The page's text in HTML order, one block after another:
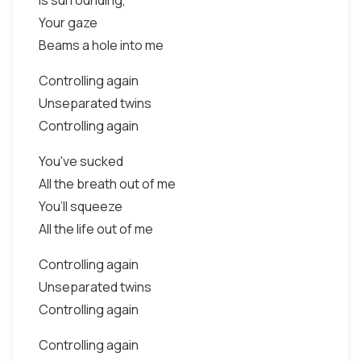
Your gaze
Beams a hole into me
Controlling again
Unseparated twins
Controlling again
You've sucked
All the breath out of me
You’ll squeeze
All the life out of me
Controlling again
Unseparated twins
Controlling again
Controlling again